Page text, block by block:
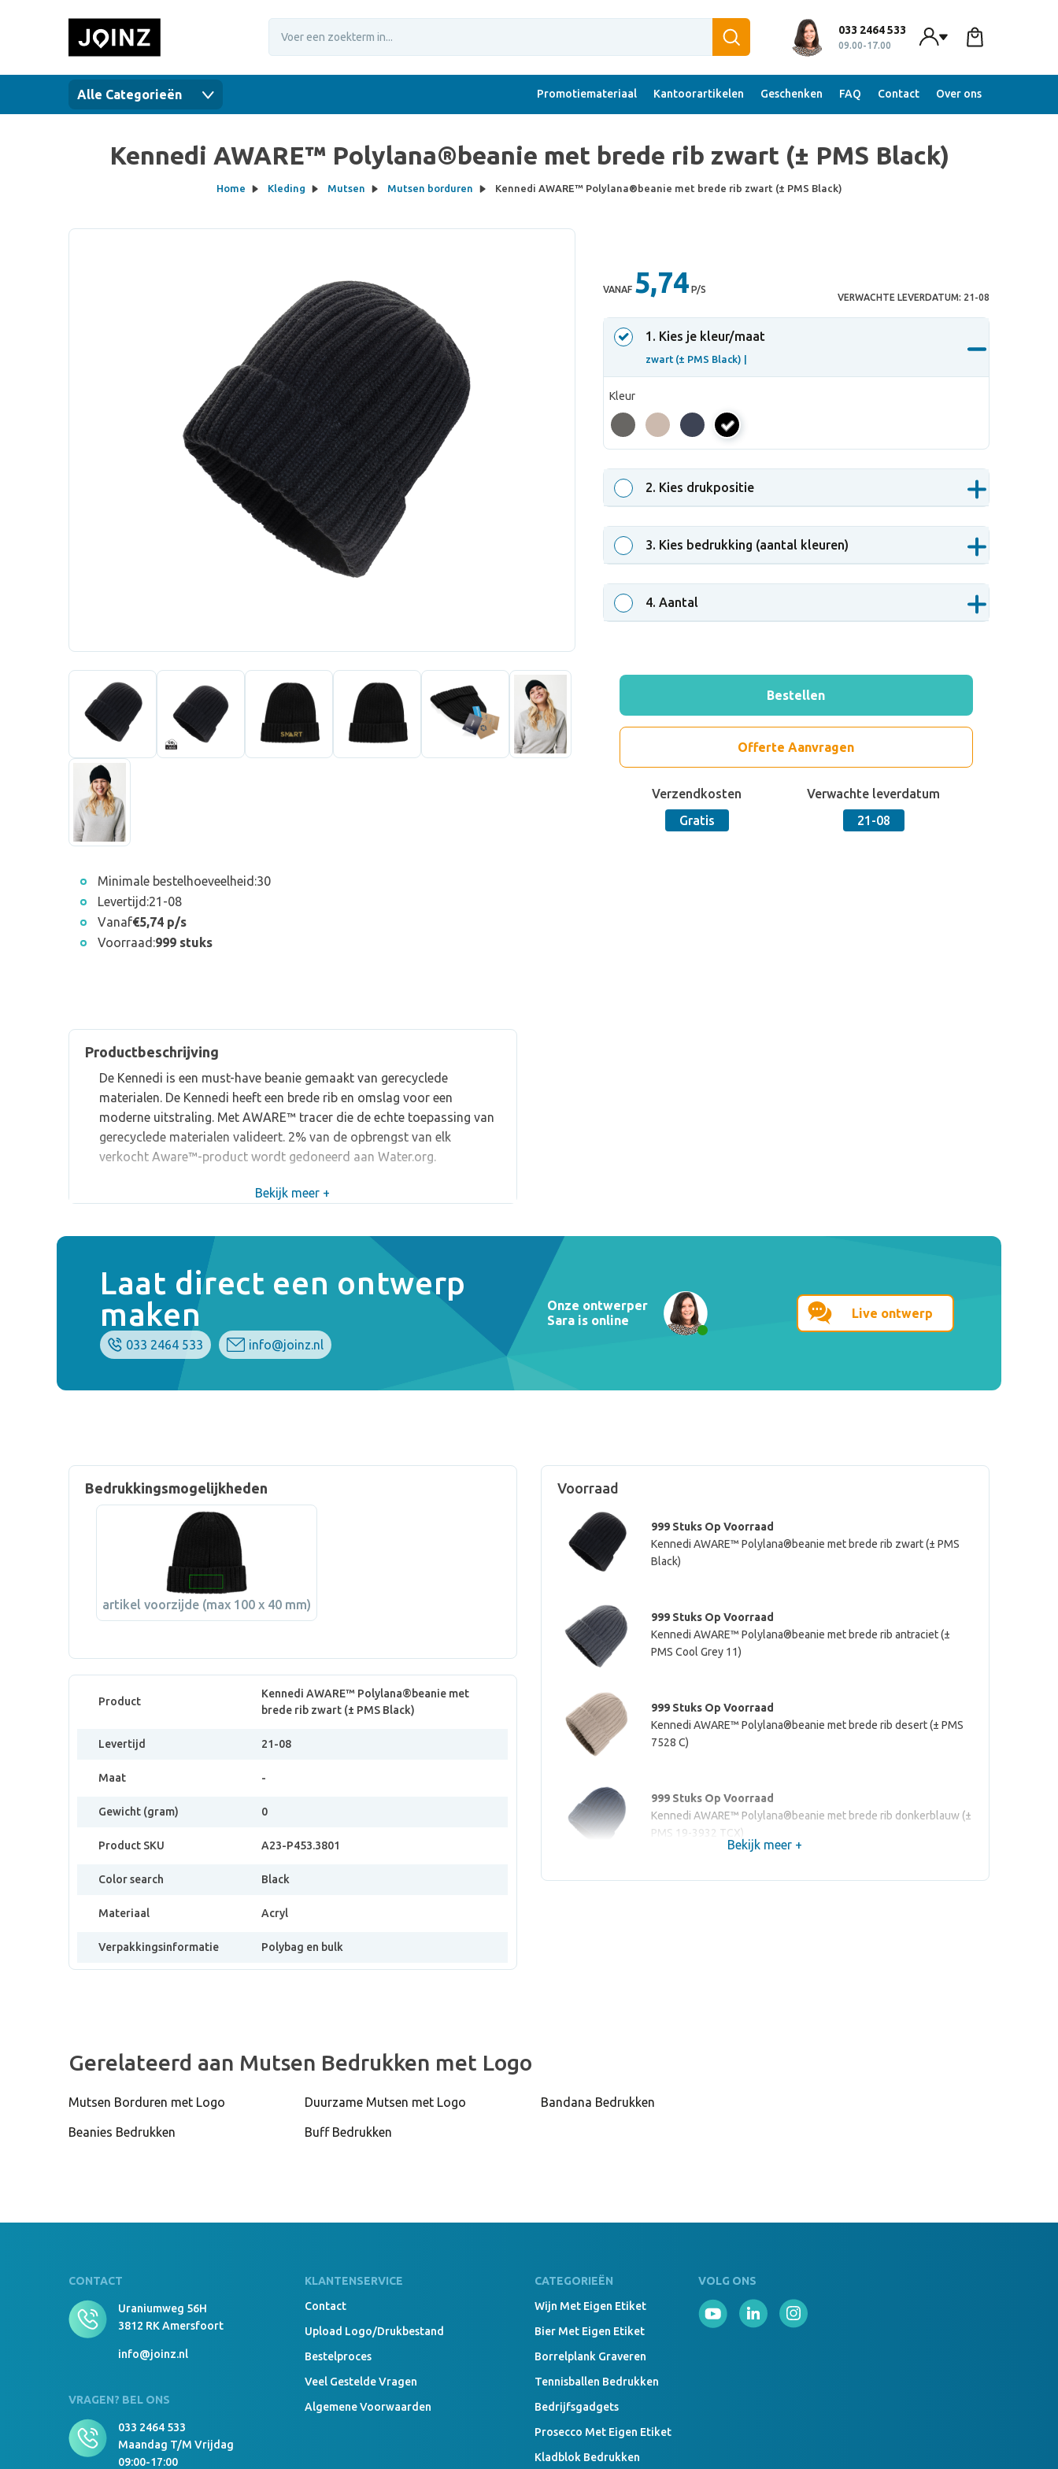
033 2464 533
09.00-17.00
Alle Categorieën Promotiemateriaal Kantoorartikelen Geschenken FAQ Contact Over ons
Kennedi AWARE™ Polylana®beanie met brede rib zwart (± PMS Black)
Home Kleding Mutsen Mutsen borduren Kennedi AWARE™ Polylana®beanie met brede rib zwart (± PMS Black)
Minimale bestelhoeveelheid:30
Levertijd:21-08
Vanaf€5,74 p/s
Voorraad:999 stuks
VANAF 5,74P/S
VERWACHTE LEVERDATUM: 21-08
1 . Kies je kleur/maat
zwart (± PMS Black) |
Kleur
zwart
(±
PMS
Black)
2. Kies drukpositie
3. Kies bedrukking (aantal kleuren)
4. Aantal
Bestellen
Offerte Aanvragen
Verzendkosten
Gratis
Verwachte leverdatum
21-08
Productbeschrijving
De Kennedi is een must-have beanie gemaakt van gerecyclede
materialen. De Kennedi heeft een brede rib en omslag voor een
moderne uitstraling. Met AWARE™ tracer die de echte toepassing van
gerecyclede materialen valideert. 2% van de opbrengst van elk
verkocht Aware™-product wordt gedoneerd aan Water.org.
Bekijk meer +
Laat direct een ontwerp
maken
033 2464 533 info@joinz.nl
Onze ontwerper
Sara is online
Live ontwerp
Bedrukkingsmogelijkheden
artikel voorzijde (max 100 x 40 mm)
Product
Kennedi AWARE™ Polylana®beanie met
brede rib zwart (± PMS Black)
Levertijd 21-08
Maat -
Gewicht (gram) 0
Product SKU A23-P453.3801
Color search Black
Materiaal Acryl
Verpakkingsinformatie Polybag en bulk
Voorraad
999 Stuks Op Voorraad
Kennedi AWARE™ Polylana®beanie met brede rib zwart (± PMS
Black)
999 Stuks Op Voorraad
Kennedi AWARE™ Polylana®beanie met brede rib antraciet (±
PMS Cool Grey 11)
999 Stuks Op Voorraad
Kennedi AWARE™ Polylana®beanie met brede rib desert (± PMS
7528 C)
999 Stuks Op Voorraad
Kennedi AWARE™ Polylana®beanie met brede rib donkerblauw (±
PMS 19-3932 TCX)
Bekijk meer +
Gerelateerd aan Mutsen Bedrukken met Logo
Mutsen Borduren met Logo
Beanies Bedrukken
Duurzame Mutsen met Logo
Buff Bedrukken
Bandana Bedrukken
CONTACT
Uraniumweg 56H
3812 RK Amersfoort
info@joinz.nl
VRAGEN? BEL ONS
033 2464 533
Maandag T/m Vrijdag
09:00-17:00
KLANTENSERVICE
Contact
Upload Logo/drukbestand
Bestelproces
Veel Gestelde Vragen
Algemene Voorwaarden
CATEGORIEËN
Wijn Met Eigen Etiket
Bier Met Eigen Etiket
Borrelplank Graveren
Tennisballen Bedrukken
Bedrijfsgadgets
Prosecco Met Eigen Etiket
Kladblok Bedrukken
VOLG ONS